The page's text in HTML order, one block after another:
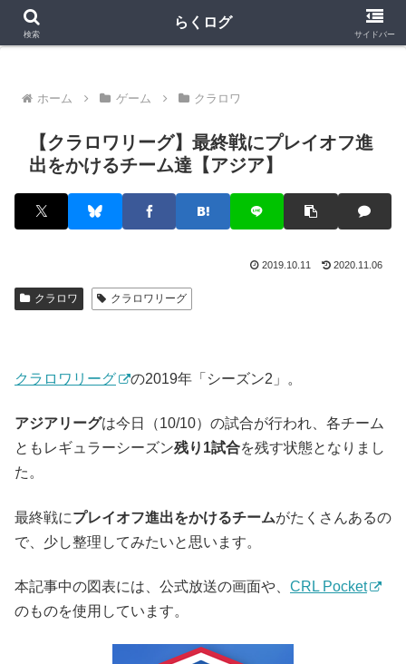
クラロワ クラロワリーグ プロスピA
ホーム ゲーム クラロワ
【クラロワリーグ】最終戦にプレイオフ進
出をかけるチーム達【アジア】
2019.10.11 2020.11.06
クラロワ クラロワリーグ
クラロワリーグ の2019年「シーズン2」。
アジアリーグは今日（10/10）の試合が行われ、各チーム
ともレギュラーシーズン残り1試合を残す状態となりまし
た。
最終戦にプレイオフ進出をかけるチームがたくさんあるの
で、少し整理してみたいと思います。
本記事中の図表には、公式放送の画面や、 CRL Pocket
のものを使用しています。
検索
らくログ
サイドバー